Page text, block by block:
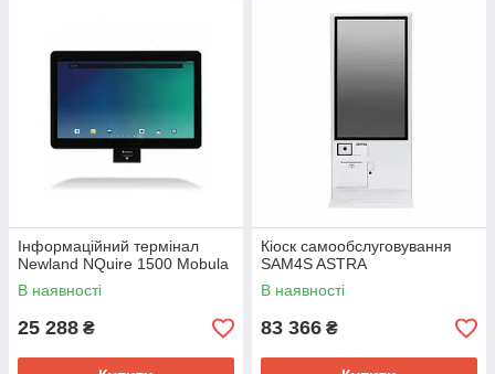
Інформаційний термінал
Newland NQuire 1500 Mobula
В наявності
25 288 ₴
Кіоск самообслуговування
SAM4S ASTRA
В наявності
83 366 ₴